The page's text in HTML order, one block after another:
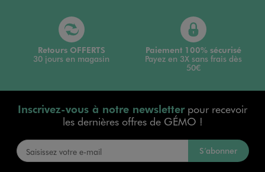
Retours OFFERTS
30 jours en magasin
Paiement 100% sécurisé
Payez en 3X sans frais dès
50€
Inscrivez-vous à notre newsletterpour recevoir
les dernières offres de GÉMO !
S’abonner